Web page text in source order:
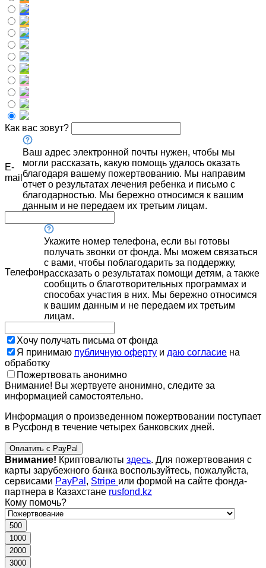
Как вас зовут?
E-
mail
Ваш адрес электронной почты нужен, чтобы мы
могли рассказать, какую помощь удалось оказать
благодаря вашему пожертвованию. Мы направим
отчет о результатах лечения ребенка и письмо с
благодарностью. Мы бережно относимся к вашим
данным и не передаем их третьим лицам.
Телефон
Укажите номер телефона, если вы готовы
получать звонки от фонда. Мы можем связаться
с вами, чтобы поблагодарить за поддержку,
рассказать о результатах помощи детям, а также
сообщить о благотворительных программах и
способах участия в них. Мы бережно относимся
к вашим данным и не передаем их третьим
лицам.
Хочу получать письма от фонда
Я принимаю публичную оферту и даю согласие на
обработку
Пожертвовать анонимно
Внимание! Вы жертвуете анонимно, следите за
информацией самостоятельно.
Информация о произведенном пожертвовании поступает
в Русфонд в течение четырех банковских дней.
Оплатить с PayPal
Внимание! Криптовалюты здесь. Для пожертвования с
карты зарубежного банка воспользуйтесь, пожалуйста,
сервисами PayPal , Stripe или формой на сайте фонда-
партнера в Казахстане rusfond.kz
Кому помочь?
500
1000
2000
3000